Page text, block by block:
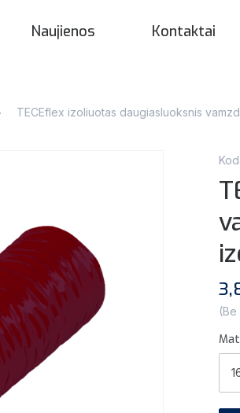
Naujienos Kontaktai
TECEflex izoliuotas daugiasluoksnis
(Be